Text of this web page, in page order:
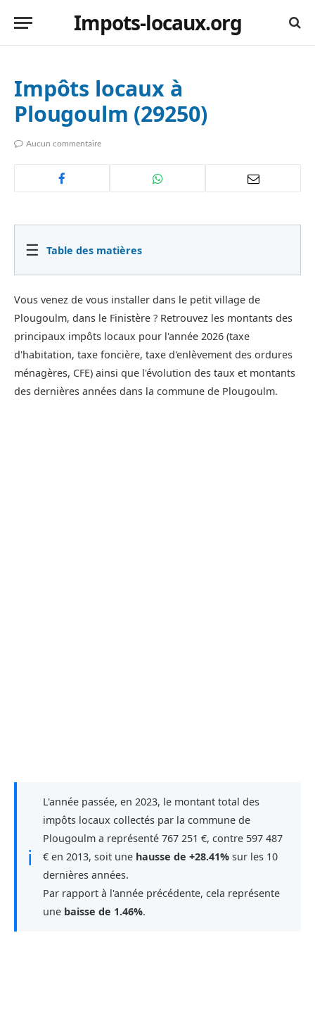
Impots-locaux.org
Impôts locaux à
Plougoulm (29250)
Aucun commentaire
☰ Table des matières
Vous venez de vous installer dans le petit village de
Plougoulm, dans le Finistère ? Retrouvez les montants des
principaux impôts locaux pour l'année 2026 (taxe
d'habitation, taxe foncière, taxe d'enlèvement des ordures
ménagères, CFE) ainsi que l'évolution des taux et montants
des dernières années dans la commune de Plougoulm.
ℹ
L'année passée, en 2023, le montant total des
impôts locaux collectés par la commune de
Plougoulm a représenté 767 251 €, contre 597 487
€ en 2013, soit une hausse de +28.41% sur les 10
dernières années.
Par rapport à l'année précédente, cela représente
une baisse de 1.46%.